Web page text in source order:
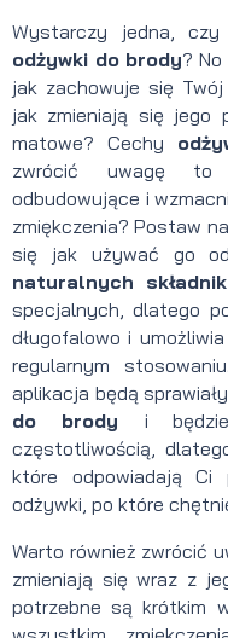
Wystarczy jedna,
odżywki do brody?
jak zachowuje się
jak zmieniają się jego
matowe? Cechy
zwrócić uwagę to
odbudowujące i
zmiękczenia? Postaw
się jak używać go
naturalnych
specjalnych, dlatego
długofalowo i
regularnym
aplikacja będą
do brody i
częstotliwością,
które odpowiadają
odżywki, po które
Warto również zwrócić
zmieniają się wraz z
potrzebne są krótkim